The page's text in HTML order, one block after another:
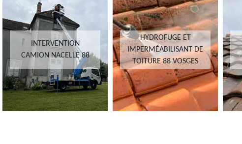
INTERVENTION
CAMION NACELLE 88
HYDROFUGE ET
IMPERMÉABILISANT DE
TOITURE 88 VOSGES